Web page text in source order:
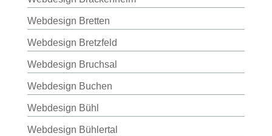
Webdesign Bretten
Webdesign Bretzfeld
Webdesign Bruchsal
Webdesign Buchen
Webdesign Bühl
Webdesign Bühlertal